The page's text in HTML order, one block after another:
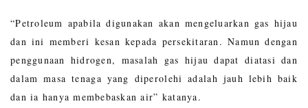
“Petroleum apabila digunakan akan mengeluarkan gas hijau
dan ini memberi kesan kepada persekitaran. Namun dengan
penggunaan hidrogen, masalah gas hijau dapat diatasi dan
dalam masa tenaga yang diperolehi adalah jauh lebih baik
dan ia hanya membebaskan air” katanya.